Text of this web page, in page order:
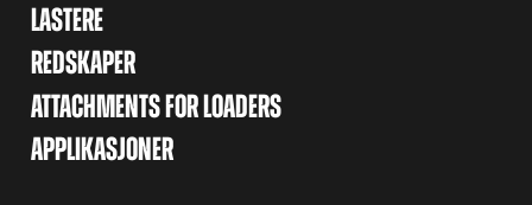
LASTERE
REDSKAPER
ATTACHMENTS FOR LOADERS
APPLIKASJONER